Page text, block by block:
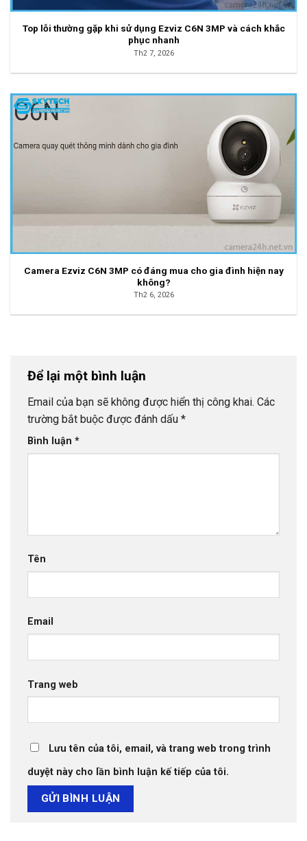
Top lỗi thường gặp khi sử dụng Ezviz C6N 3MP và cách khắc
phục nhanh
Th2 7, 2026
Camera Ezviz C6N 3MP có đáng mua cho gia đình hiện nay
không?
Th2 6, 2026
Để lại một bình luận
Email của bạn sẽ không được hiển thị công khai. Các
trường bắt buộc được đánh dấu *
Bình luận *
Tên
Email
Trang web
Lưu tên của tôi, email, và trang web trong trình
duyệt này cho lần bình luận kế tiếp của tôi.